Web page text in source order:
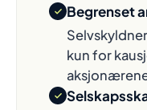
Begrenset
kun for